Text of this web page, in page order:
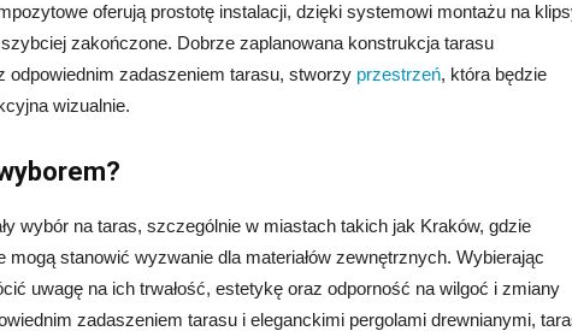
oferują prostotę instalacji, dzięki systemowi montażu na
zakończone. Dobrze zaplanowana konstrukcja tarasu
odpowiednim zadaszeniem tarasu, stworzy przestrzeń, która będzie
wizualnie.
wybór na taras, szczególnie w miastach takich jak Kraków, gdzie
stanowić wyzwanie dla materiałów zewnętrznych. Wybierając
uwagę na ich trwałość, estetykę oraz odporność na wilgoć i zmiany
zadaszeniem tarasu i eleganckimi pergolami drewnianymi,